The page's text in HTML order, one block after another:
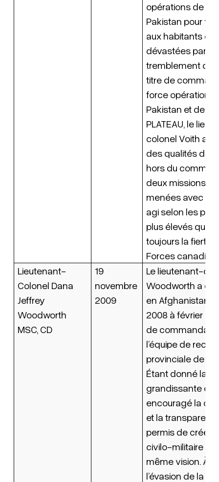
opérations de
Pakistan pour
aux habitants
dévastées par un
tremblement de
titre de
force
Pakistan et de
PLATEAU, le
colonel Voith a
des qualités de
hors du
deux missions
menées avec
agi selon les
plus élevés qui
toujours la fierté
Forces
Lieutenant-
Colonel Dana
Jeffrey
Woodworth
MSC, CD
19
novembre
2009
Le lieutenant-
Woodworth a
en Afghanistan
2008 à février
de commandant
l’équipe de
provinciale de
Étant donné la
grandissante de
encouragé la
et la
permis de créer
civilo-militaire
même vision. À
l’évasion de la